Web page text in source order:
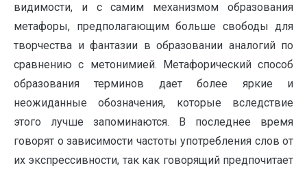
видимости, и с самим механизмом образования
метафоры, предполагающим больше свободы для
творчества и фантазии в образовании аналогий по
сравнению с метонимией. Метафорический способ
образования терминов дает более яркие и
неожиданные обозначения, которые вследствие
этого лучше запоминаются. В последнее время
говорят о зависимости частоты употребления слов от
их экспрессивности, так как говорящий предпочитает